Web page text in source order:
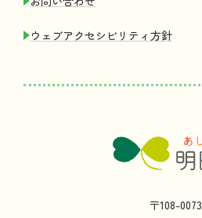
ウェブアクセシビリティ 方針
〒108-0073